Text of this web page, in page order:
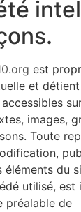
est
et détient
images,
Toute
du
utilisé, est
préalable de